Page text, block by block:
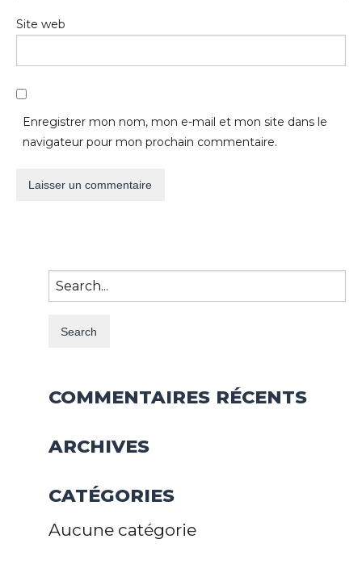
Site web
Enregistrer mon nom, mon e-mail et mon site dans le
navigateur pour mon prochain commentaire.
Search
for:
COMMENTAIRES RÉCENTS
ARCHIVES
CATÉGORIES
Aucune catégorie